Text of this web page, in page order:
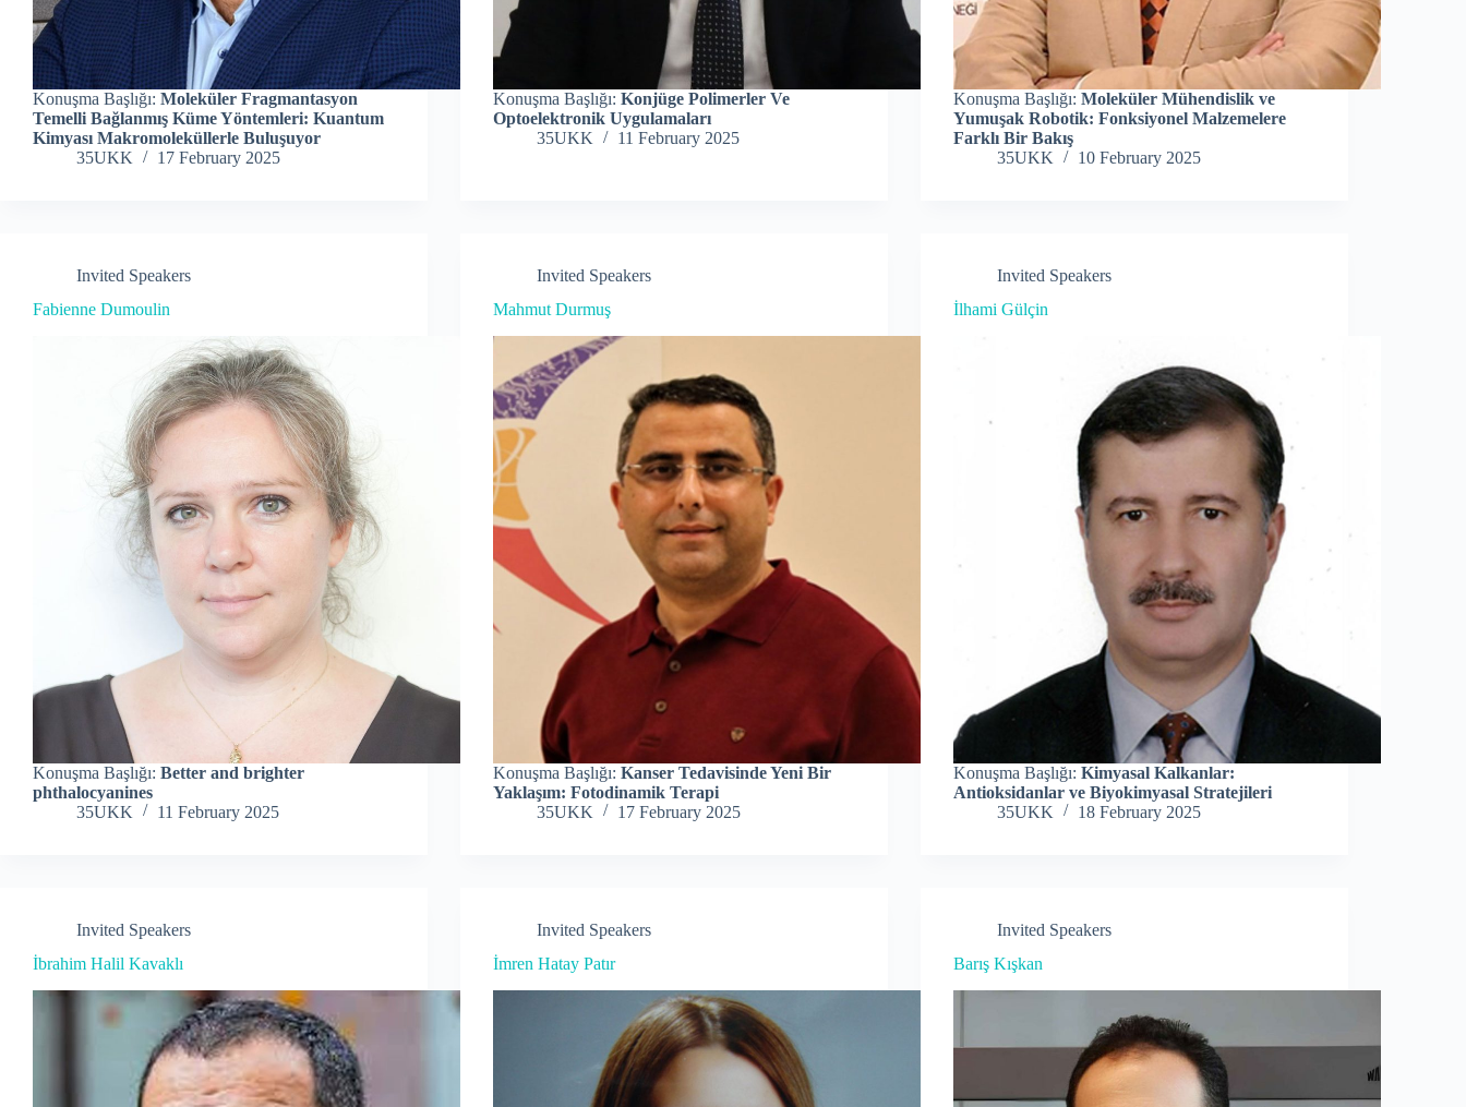
Konuşma Başlığı: Moleküler Fragmantasyon
Temelli Bağlanmış Küme Yöntemleri: Kuantum
Kimyası Makromoleküllerle Buluşuyor
35UKK
17 February 2025
Konuşma Başlığı:Konjüge Polimerler Ve
Optoelektronik Uygulamaları
35UKK
11 February 2025
Konuşma Başlığı:Moleküler Mühendislik ve
Yumuşak Robotik: Fonksiyonel Malzemelere
Farklı Bir Bakış
35UKK
10 February 2025
Invited Speakers
Fabienne Dumoulin
Konuşma Başlığı: Better and brighter
phthalocyanines
35UKK
11 February 2025
Invited Speakers
Mahmut Durmuş
Konuşma Başlığı:Kanser Tedavisinde Yeni Bir
Yaklaşım: Fotodinamik Terapi
35UKK
17 February 2025
Invited Speakers
İlhami Gülçin
Konuşma Başlığı:Kimyasal Kalkanlar:
Antioksidanlar ve Biyokimyasal Stratejileri
35UKK
18 February 2025
Invited Speakers
İbrahim Halil Kavaklı
Invited Speakers
İmren Hatay Patır
Invited Speakers
Barış Kışkan